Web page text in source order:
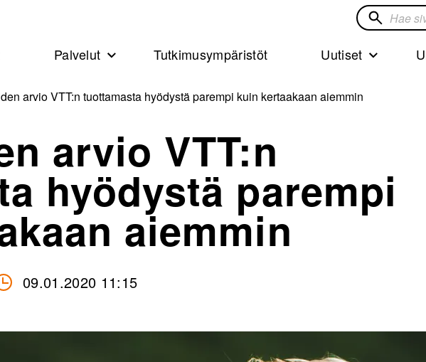
Hae
Palvelut Tutkimusympäristöt Uutiset
arvio VTT:n tuottamasta hyödystä parempi kuin kertaakaan aiemmin
arvio VTT:n
hyödystä parempi
aiemmin
09.01.2020 11:15